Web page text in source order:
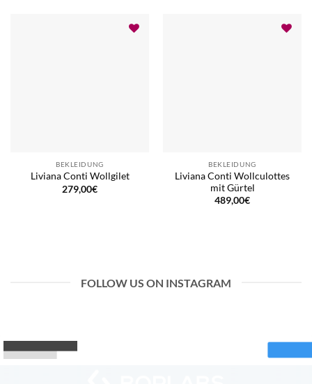
BEKLEIDUNG
Liviana Conti Wollgilet
279,00€
BEKLEIDUNG
Liviana Conti Wollculottes
mit Gürtel
489,00€
FOLLOW US ON INSTAGRAM